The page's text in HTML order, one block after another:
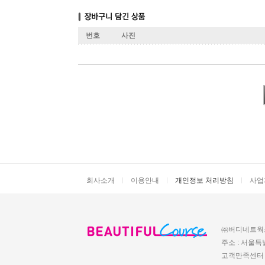
번호 사진
회사소개 | 이용안내 | 개인정보 처리방침 | 사
㈜버디네트
주소 : 서울
고객만족센